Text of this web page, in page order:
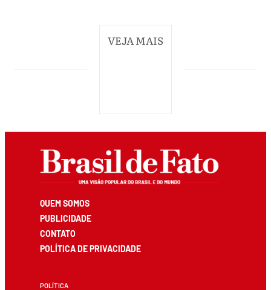
VEJA MAIS
QUEM SOMOS
PUBLICIDADE
CONTATO
POLÍTICA DE PRIVACIDADE
POLÍTICA